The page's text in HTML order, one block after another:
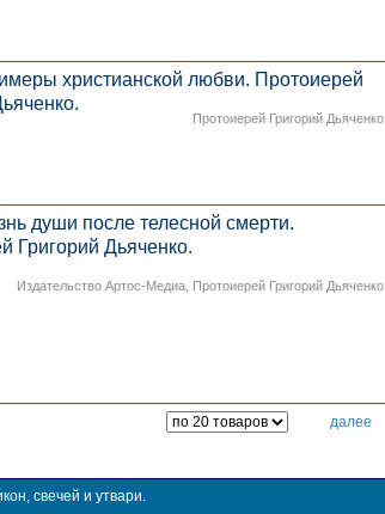
христианской любви. Протоиерей
Протоиерей Григорий Дьяченко
души после телесной смерти.
Григорий Дьяченко.
Издательство Артос-Медиа Протоиерей Григорий Дьяченко
далее
свечей и утвари.